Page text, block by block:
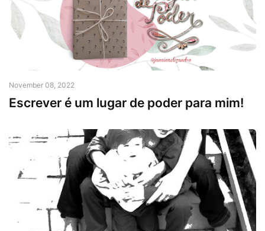
November 08, 2022
Escrever é um lugar de poder para mim!